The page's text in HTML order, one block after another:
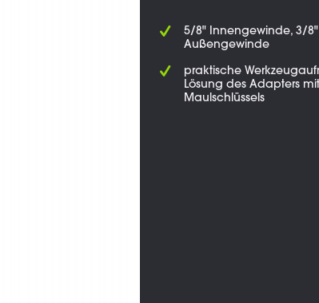
5/8" Innengewinde, 3/8"
Außengewinde
praktische
Lösung des Adapters
Maulschlüssels